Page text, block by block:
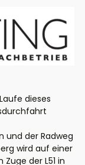
dieses
und der Radweg
wird auf einer
der L51 in